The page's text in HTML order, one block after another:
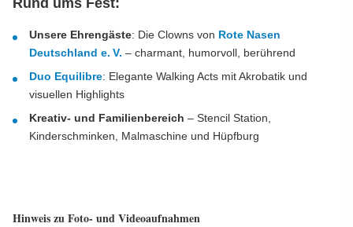
Unsere Ehrengäste: Die Clowns von Rote Nasen
Deutschland e. V. – charmant, humorvoll, berührend
Duo Equilibre: Elegante Walking Acts mit Akrobatik und
visuellen Highlights
Kreativ- und Familienbereich – Stencil Station,
Kinderschminken, Malmaschine und Hüpfburg
Hinweis zu Foto- und Videoaufnahmen